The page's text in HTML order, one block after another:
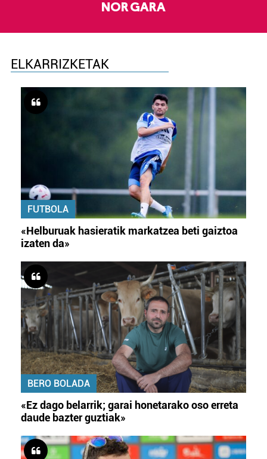
NOR GARA
ELKARRIZKETAK
FUTBOLA
«Helburuak hasieratik markatzea beti gaiztoa
izaten da»
BERO BOLADA
«Ez dago belarrik; garai honetarako oso erreta
daude bazter guztiak»